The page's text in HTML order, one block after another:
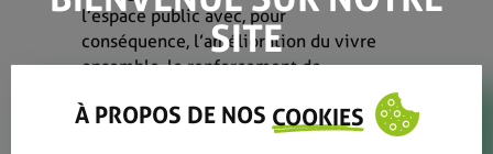
l’espace public avec, pour
conséquence, l’amélioration du vivre
ensemble, le renforcement de
l’attractivité du territoire, la préservation
de l’environnement et la diminution des
SITE
À PROPOS DE NOS COOKIES